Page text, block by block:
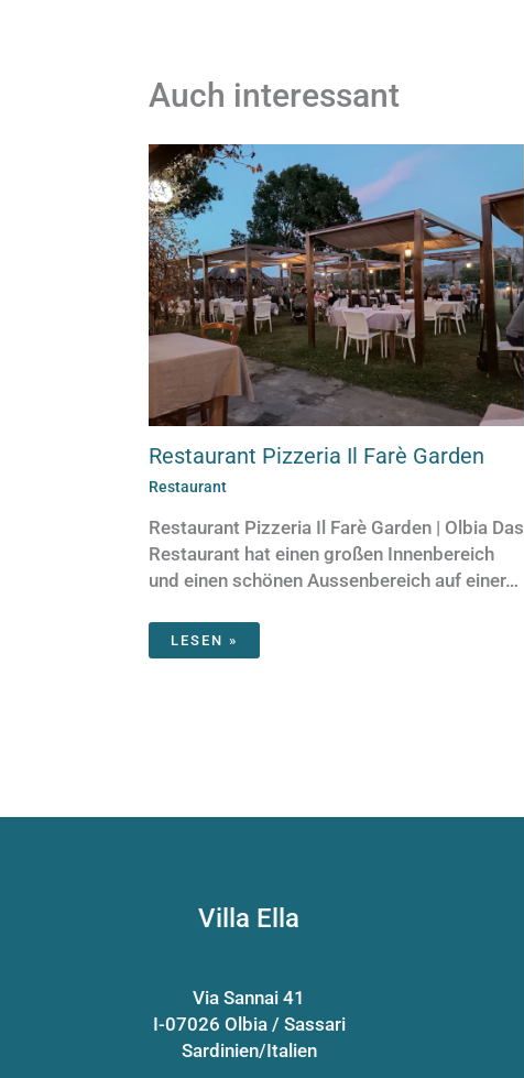
Auch interessant
Restaurant Pizzeria Il Farè Garden
Restaurant
Restaurant Pizzeria Il Farè Garden | Olbia Das
Restaurant hat einen großen Innenbereich
und einen schönen Aussenbereich auf einer…
LESEN »
Villa Ella
Via Sannai 41
I-07026 Olbia / Sassari
Sardinien/Italien